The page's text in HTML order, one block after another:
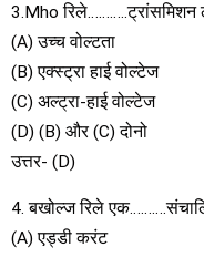
3.Mho रिले………..ट्रांसमिशन
(A) उच्च वोल्टता
(B) एक्स्ट्रा हाई वोल्टेज
(C) अल्ट्रा-हाई वोल्टेज
(D) (B) और (C) दोनो
उत्तर- (D)
4. बखोल्ज रिले
(A) एड्डी करंट